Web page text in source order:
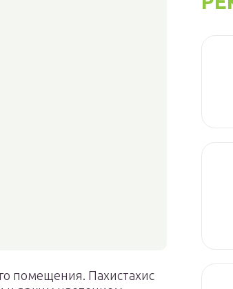
помещения. Пахистахис